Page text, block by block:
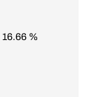
16.66 %